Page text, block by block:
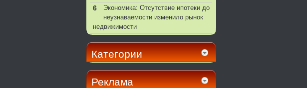
6
Экономика: Отсутствие ипотеки до
неузнаваемости изменило рынок
недвижимости
Категории
Реклама